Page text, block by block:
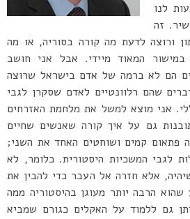
לנו
זה
ורוצה לדעת מה קורה בסוריה, או מה
המאוד מיידי. אבל אני חושב
הם לא ברמה של אדם בישראל שרוצה
שהם רלוונטיים לאדם שסקרן לגבי
אני מוצא למשל את מלחמת האזרחים
גם על איך קורה שאנשים שחיים
פתאום קמים ושוחטים האחד את השני;
לגבי המשכיות היסטורית. כלומר, לא
אלא חזרה אל העבר כדי להבין את
הרבה יותר מעוגן בהיסטוריה ממה
גם ללמוד על האקלים כגורם שמביא